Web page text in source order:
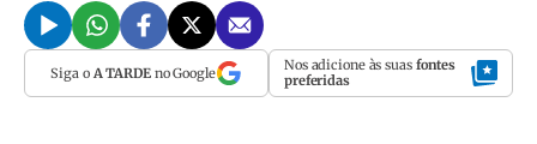
Siga o A TARDEno Google Nos adicione às suas fontes
preferidas